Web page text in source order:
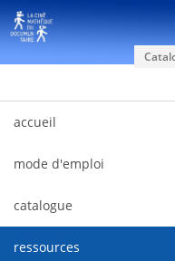
Zum Inhalt wechseln
accueil
mode d'emploi
catalogue
ressources